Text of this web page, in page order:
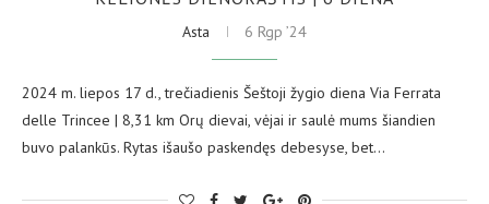
Asta 6 Rgp ’24
2024 m. liepos 17 d., trečiadienis Šeštoji žygio diena Via Ferrata
delle Trincee | 8,31 km Orų dievai, vėjai ir saulė mums šiandien
buvo palankūs. Rytas išaušo paskendęs debesyse, bet…